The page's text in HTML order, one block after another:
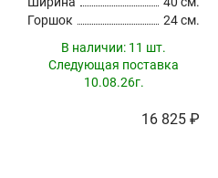
Горшок
24 см.
В наличии: 11 шт.
Следующая поставка
10.08.26г.
16 825 ₽